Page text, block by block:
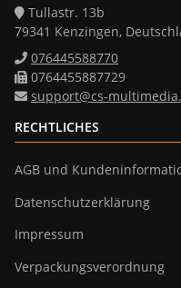
Tullastr. 13b
79341 Kenzingen,
076445588770
0764455887729
support@cs-
RECHTLICHES
AGB und
Datenschutzerklärung
Impressum
Verpackungsverordnung